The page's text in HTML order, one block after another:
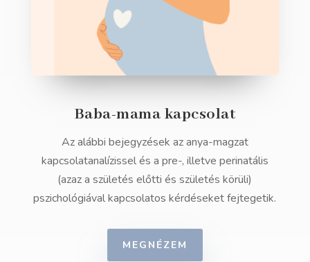
Baba-mama kapcsolat
Az alábbi bejegyzések az anya-magzat
kapcsolatanalízissel és a pre-, illetve perinatális
(azaz a születés előtti és születés körüli)
pszichológiával kapcsolatos kérdéseket fejtegetik.
MEGNÉZEM